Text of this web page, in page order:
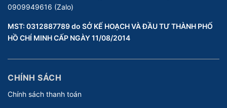
0909949616 (Zalo)
MST: 0312887789 do SỞ KẾ HOẠCH VÀ ĐẦU TƯ THÀNH PHỐ
HỒ CHÍ MINH CẤP NGÀY 11/08/2014
CHÍNH SÁCH
Chính sách thanh toán